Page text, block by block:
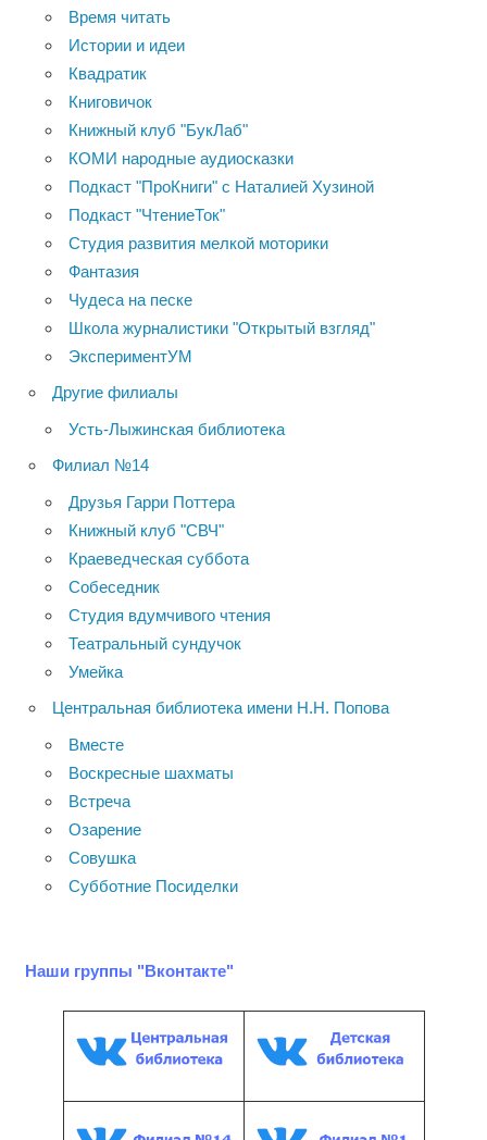
Время читать
Истории и идеи
Квадратик
Книговичок
Книжный клуб "БукЛаб"
КОМИ народные аудиосказки
Подкаст "ПроКниги" с Наталией Хузиной
Подкаст "ЧтениеТок"
Студия развития мелкой моторики
Фантазия
Чудеса на песке
Школа журналистики "Открытый взгляд"
ЭкспериментУМ
Другие филиалы
Усть-Лыжинская библиотека
Филиал №14
Друзья Гарри Поттера
Книжный клуб "СВЧ"
Краеведческая суббота
Собеседник
Студия вдумчивого чтения
Театральный сундучок
Умейка
Центральная библиотека имени Н.Н. Попова
Вместе
Воскресные шахматы
Встреча
Озарение
Совушка
Субботние Посиделки
Наши группы "Вконтакте"